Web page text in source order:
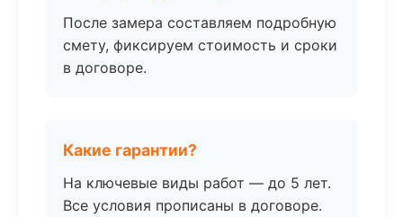
После замера составляем подробную
смету, фиксируем стоимость и сроки
в договоре.
Какие гарантии?
На ключевые виды работ — до 5 лет.
Все условия прописаны в договоре.